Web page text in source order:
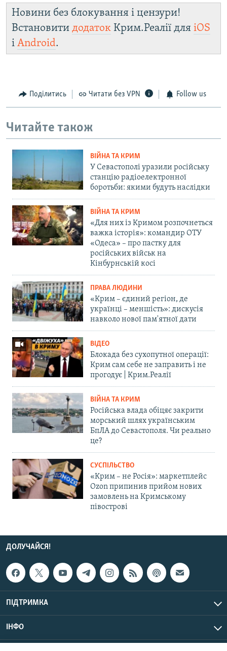
Новини без блокування і цензури!
Встановити додаток Крим.Реалії для iOS
і Android.
Поділитись Читати без VPN Follow us
Читайте також
ВІЙНА ТА КРИМ
У Севастополі уразили російську
станцію радіоелектронної
боротьби: якими будуть наслідки
ВІЙНА ТА КРИМ
«Для них із Кримом розпочнеться
важка історія»: командир ОТУ
«Одеса» – про пастку для
російських військ на
Кінбурнській косі
ПРАВА ЛЮДИНИ
«Крим – єдиний регіон, де
українці – меншість»: дискусія
навколо нової пам'ятної дати
ВІДЕО
Блокада без сухопутної операції:
Крим сам себе не заправить і не
прогодує | Крим.Реалії
ВІЙНА ТА КРИМ
Російська влада обіцяє закрити
морський шлях українським
БпЛА до Севастополя. Чи реально
це?
СУСПІЛЬСТВО
«Крим – не Росія»: маркетплейс
Ozon припинив прийом нових
замовлень на Кримському
півострові
ДОЛУЧАЙСЯ!
ПІДТРИМКА
ІНФО